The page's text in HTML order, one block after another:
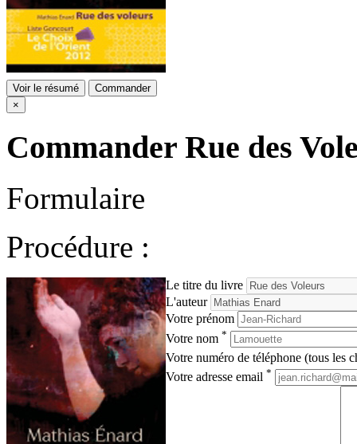
Voir le résumé
Commander
×
Commander Rue des
Formulaire
Procédure :
Le titre du livre
L'auteur
Votre prénom
Votre nom *
Votre numéro de téléphone (tous les
Votre adresse email *